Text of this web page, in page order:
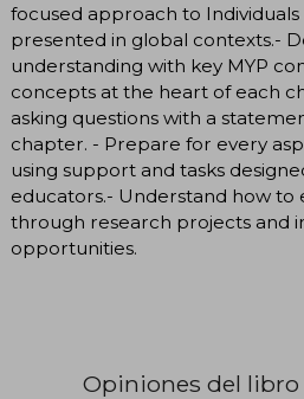
focused approach to Individuals
presented in global contexts.-
understanding with key MYP
concepts at the heart of each
asking questions with a
chapter. - Prepare for every
using support and tasks
educators.- Understand how to
through research projects and
opportunities.
Opiniones del libro